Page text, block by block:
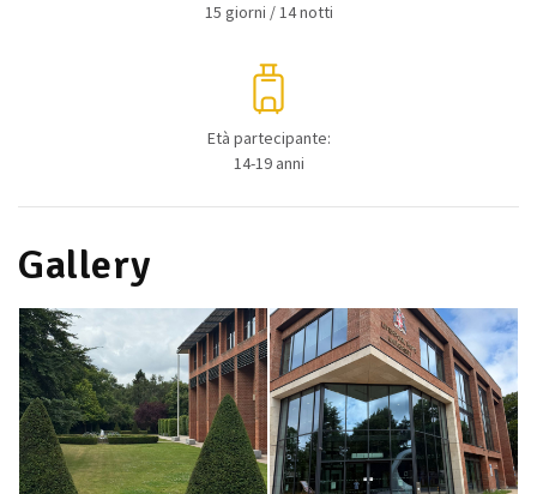
15 giorni / 14 notti
Età partecipante:
14-19 anni
Gallery